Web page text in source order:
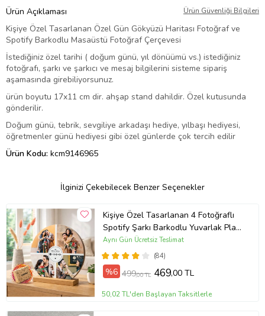
Ürün Açıklaması Ürün Güvenliği Bilgileri
Kişiye Özel Tasarlanan Özel Gün Gökyüzü Haritası Fotoğraf ve
Spotify Barkodlu Masaüstü Fotoğraf Çerçevesi
İstediğiniz özel tarihi ( doğum günü, yıl dönüümü vs.) istediğiniz
fotoğrafı, şarkı ve şarkıcı ve mesaj bilgilerini sisteme sipariş
aşamasında girebiliyorsunuz.
ürün boyutu 17x11 cm dir. ahşap stand dahildir. Özel kutusunda
gönderilir.
Doğum günü, tebrik, sevgiliye arkadaşı hediye, yılbaşı hediyesi,
öğretmenler günü hediyesi gibi özel günlerde çok tercih edilir
Ürün Kodu: kcm9146965
İlginizi Çekebilecek Benzer Seçenekler
Kişiye Özel Tasarlanan 4 Fotoğraflı
Spotify Şarkı Barkodlu Yuvarlak Plak
Tasarım Fotoğraf Çerçevesi
(84)
Aynı Gün Ücretsiz Teslimat
%6 499,00 TL 469,00 TL
50,02 TL'den Başlayan Taksitlerle